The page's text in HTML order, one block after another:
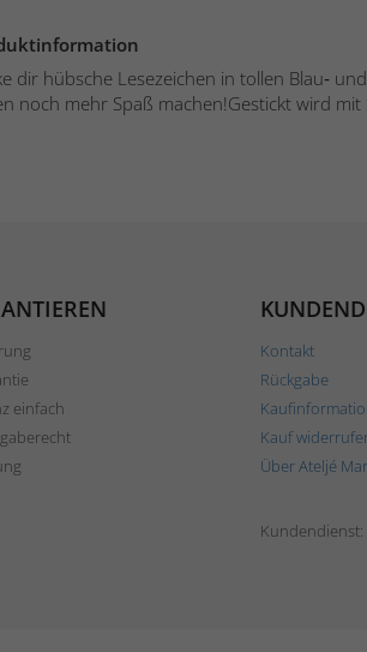
dir hübsche Lesezeichen in tollen Blau‑
noch mehr Spaß machen!Gestickt wird mit
einfach
Kontakt
Rückgabe
Kauf
Über Ateljé
Kundendienst: